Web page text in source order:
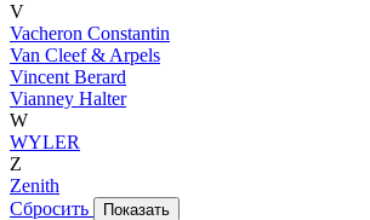
V
Vacheron Constantin
Van Cleef & Arpels
Vincent Berard
Vianney Halter
W
WYLER
Z
Zenith
Сбросить
Показать